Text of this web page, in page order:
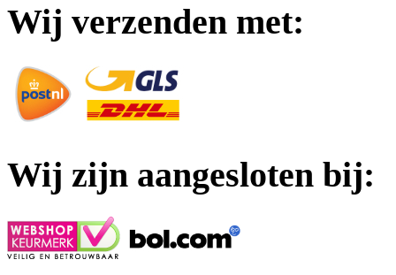
Wij verzenden met:
Wij zijn aangesloten bij: